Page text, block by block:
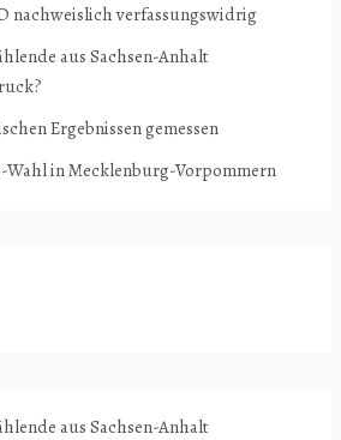
nachweislich verfassungswidrig
aus Sachsen-Anhalt
Ergebnissen gemessen
in Mecklenburg-Vorpommern
aus Sachsen-Anhalt